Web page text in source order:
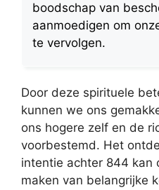
boodschap van
aanmoedigen om
te vervolgen.
Door deze spirituele
kunnen we ons
ons hogere zelf en de
voorbestemd. Het
intentie achter 844 kan
maken van belangrijke